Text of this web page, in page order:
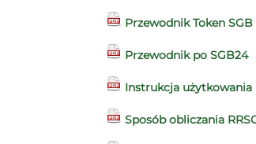
Przewodnik Token
Przewodnik po SGB24
Instrukcja użytkowania
Sposób obliczania